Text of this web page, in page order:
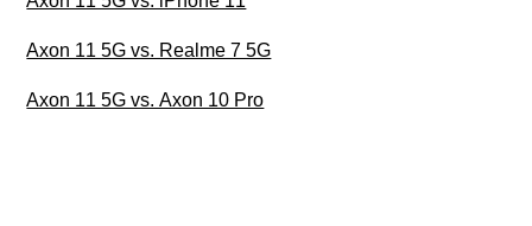
Axon 11 5G vs. Realme 7 5G
Axon 11 5G vs. Axon 10 Pro